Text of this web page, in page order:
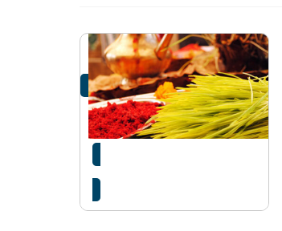
आज कोजाग्रत पूर्णिमा